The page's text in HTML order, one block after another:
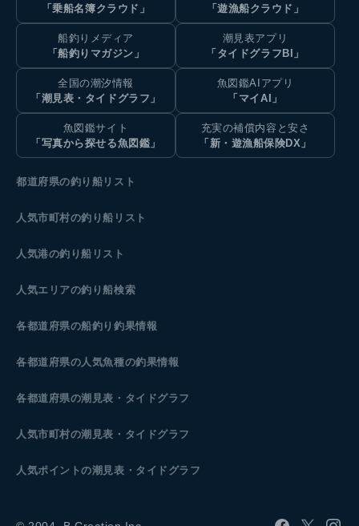
「乗船名簿クラウド」
「遊漁船クラウド」
船釣りメディア
「船釣りマガジン」
潮見表アプリ
「タイドグラフBI」
全国の潮汐情報
「潮見表・タイドグラフ」
魚図鑑AIアプリ
「マイAI」
魚図鑑サイト
「写真から探せる魚図鑑」
充実の補償内容と安さ
「新・遊漁船保険DX」
都道府県の釣り船リスト
人気市町村の釣り船リスト
人気港の釣り船リスト
人気エリアの釣り船検索
各都道府県の船釣り釣果情報
各都道府県の人気魚種の釣果情報
各都道府県の潮見表 ・タイドグラフ
人気市町村の潮見表・タイドグラフ
人気ポイントの潮見表・タイドグラフ